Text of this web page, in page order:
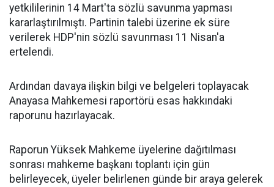
yetkililerinin 14 Mart'ta sözlü savunma yapması
kararlaştırılmıştı. Partinin talebi üzerine ek süre
verilerek HDP'nin sözlü savunması 11 Nisan'a
ertelendi.
Ardından davaya ilişkin bilgi ve belgeleri toplayacak
Anayasa Mahkemesi raportörü esas hakkındaki
raporunu hazırlayacak.
Raporun Yüksek Mahkeme üyelerine dağıtılması
sonrası mahkeme başkanı toplantı için gün
belirleyecek, üyeler belirlenen günde bir araya gelerek